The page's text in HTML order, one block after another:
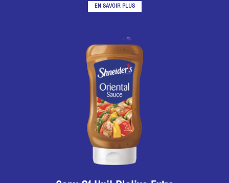
EN SAVOIR PLUS